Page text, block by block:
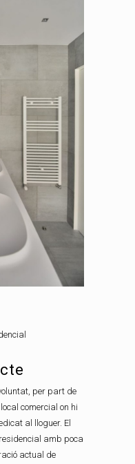
per part de
comercial on hi
al lloguer. El
amb poca
actual de